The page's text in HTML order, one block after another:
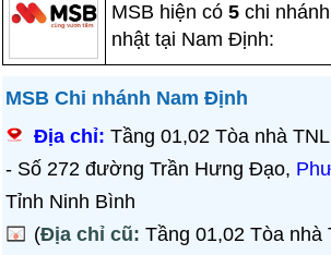
MSB hiện có5 chi
nhật tại Nam Định:
MSB Chi nhánh Nam Định
Địa chỉ:Tầng 01,02 Tòa nhà
- Số 272 đường Trần Hưng Đạo,
Tỉnh Ninh Bình
(Địa chỉ cũ:Tầng 01,02 Tòa nhà